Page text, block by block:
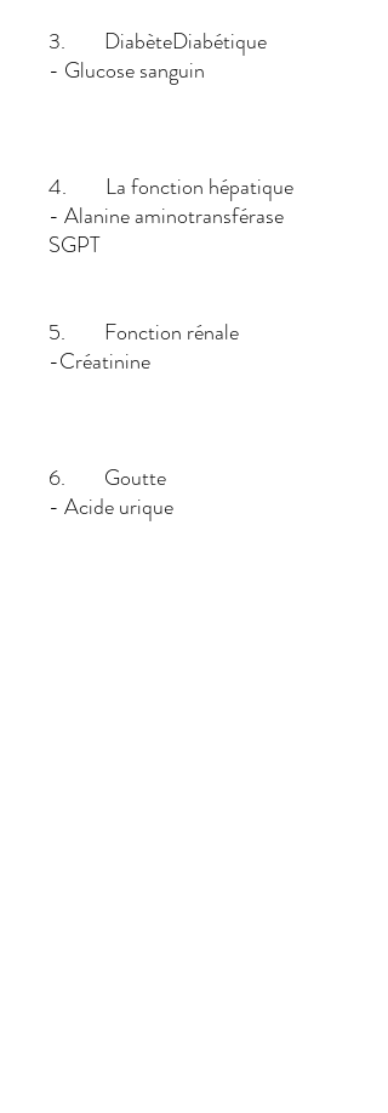
3. DiabèteDiabétique
- Glucose sanguin
4. La fonction hépatique
- Alanine aminotransférase
SGPT
5. Fonction rénale
-Créatinine
6. Goutte
- Acide urique